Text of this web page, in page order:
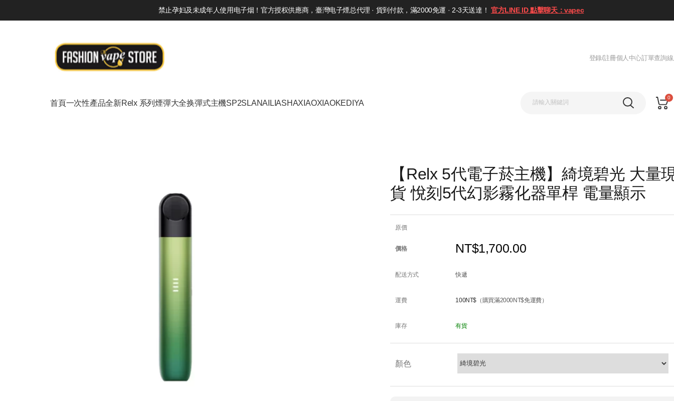
禁止孕妇及未成年人使用电子烟！官方授权供應商，臺灣电子煙总代理 · 貨到付款，滿2000免運 · 2-3天送達！ 官方LINE ID 點擊聊天：vapec
登錄/註冊個人中心訂單查詢
首頁一次性產品全新Relx 系列煙彈大全换彈式主機SP2S LANA ILIASHAXIAOXIAOKEDIYA
0
【Relx 5代電子菸主機】綺境碧光 大量
貨 悅刻5代幻影霧化器單桿 電量顯示
原價
價格 NT$1,700.00
配送方式 快遞
運費 100NT$ （購買滿2000NT$免運費）
庫存 有貨
顏色